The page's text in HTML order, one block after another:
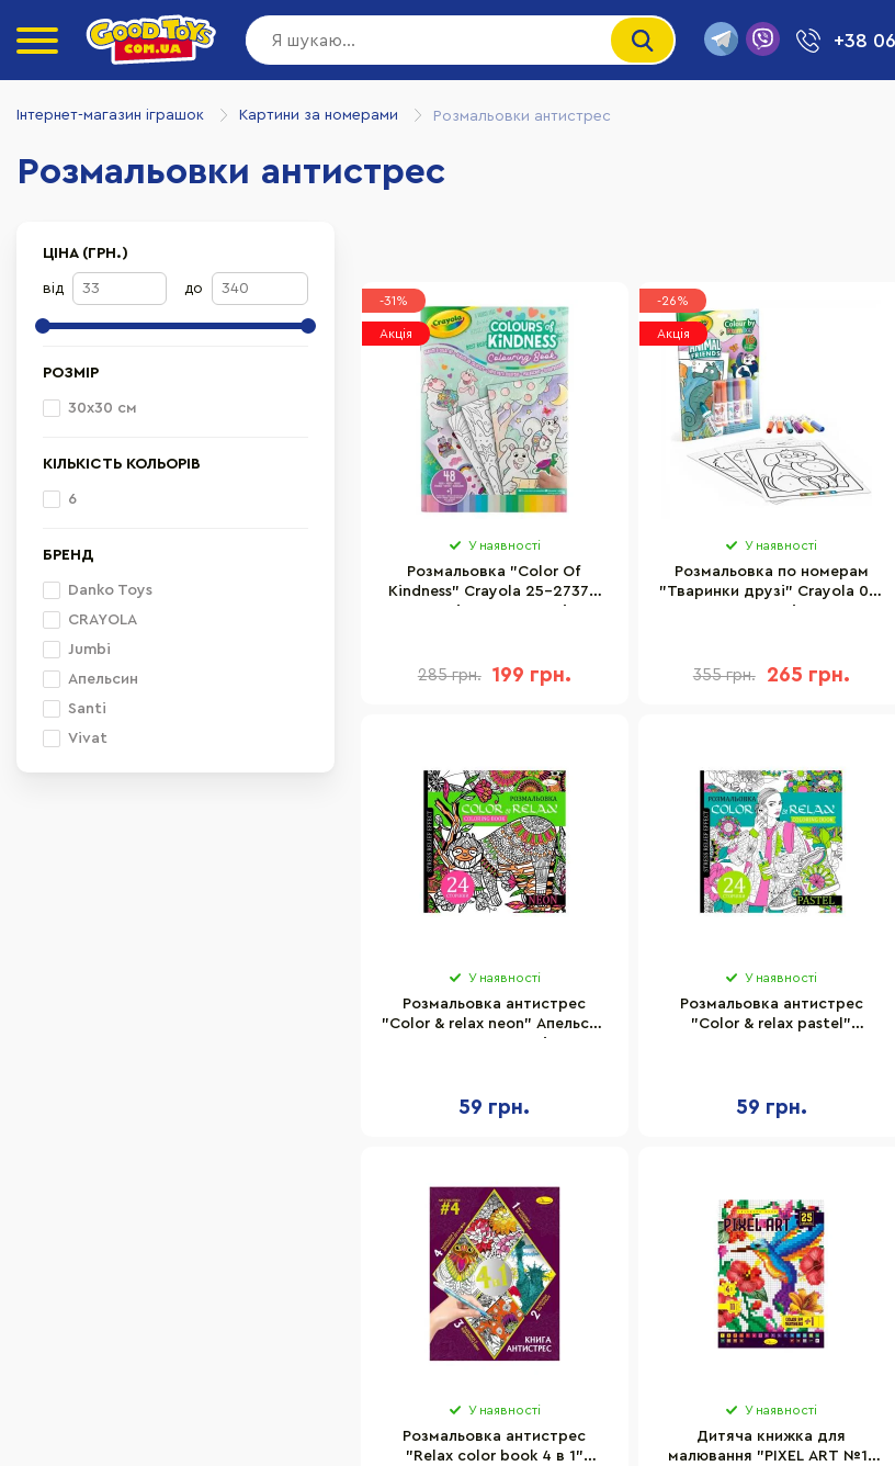
+38
Інтернет-магазин іграшок Картини за номерами Розмальовки антистрес
Розмальовки антистрес
ЦІНА (ГРН.)
від до
РОЗМІР
30х30 см
КІЛЬКІСТЬ КОЛЬОРІВ
6
БРЕНД
Danko Toys
CRAYOLA
Jumbi
Апельсин
Santi
Vivat
-31%
Акція
У наявності
Розмальовка "Color Of
Kindness" Crayola 25-2737G
285 грн. 199 грн.
-26%
Акція
У наявності
Розмальовка по номерам
"Тваринки друзі" Crayola 04-
355 грн. 265 грн.
У наявності
Розмальовка антистрес
"Color & relax neon" Апельсин
59 грн.
У наявності
Розмальовка антистрес
"Color & relax pastel"
59 грн.
У наявності
Розмальовка антистрес
"Relax color book 4 в 1"
У наявності
Дитяча книжка для
малювання "PIXEL ART №1"